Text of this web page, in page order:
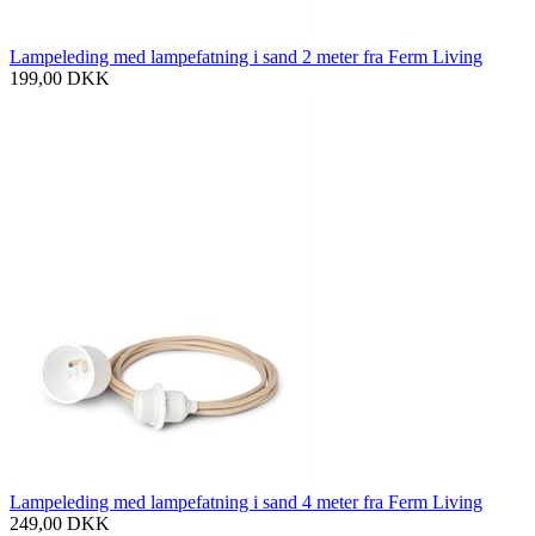
Lampeleding med lampefatning i sand 2 meter fra Ferm Living
199,00 DKK
Lampeleding med lampefatning i sand 4 meter fra Ferm Living
249,00 DKK